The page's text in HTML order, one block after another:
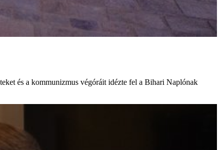
és a kommunizmus végóráit idézte fel a Bihari Naplónak